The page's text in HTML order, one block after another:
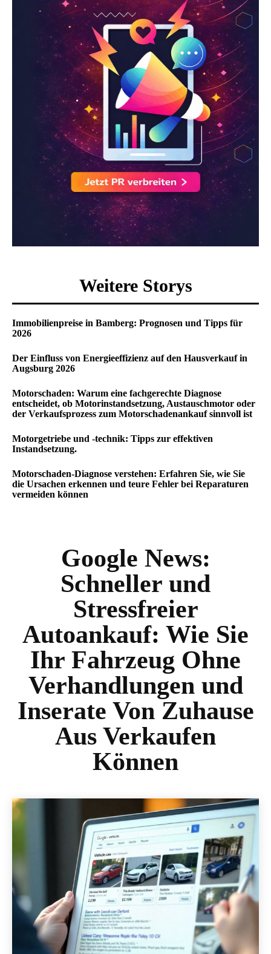
Weitere Storys
Immobilienpreise in Bamberg: Prognosen und Tipps für
2026
Der Einfluss von Energieeffizienz auf den Hausverkauf in
Augsburg 2026
Motorschaden: Warum eine fachgerechte Diagnose
entscheidet, ob Motorinstandsetzung, Austauschmotor oder
der Verkaufsprozess zum Motorschadenankauf sinnvoll ist
Motorgetriebe und -technik: Tipps zur effektiven
Instandsetzung.
Motorschaden-Diagnose verstehen: Erfahren Sie, wie Sie
die Ursachen erkennen und teure Fehler bei Reparaturen
vermeiden können
Google News:
Schneller und
Stressfreier
Autoankauf: Wie Sie
Ihr Fahrzeug Ohne
Verhandlungen und
Inserate Von Zuhause
Aus Verkaufen
Können